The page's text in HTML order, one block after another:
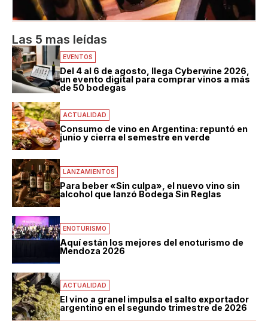
Las 5 mas leídas
EVENTOS
Del 4 al 6 de agosto, llega Cyberwine 2026,
un evento digital para comprar vinos a más
de 50 bodegas
ACTUALIDAD
Consumo de vino en Argentina: repuntó en
junio y cierra el semestre en verde
LANZAMIENTOS
Para beber «Sin culpa», el nuevo vino sin
alcohol que lanzó Bodega Sin Reglas
ENOTURISMO
Aquí están los mejores del enoturismo de
Mendoza 2026
ACTUALIDAD
El vino a granel impulsa el salto exportador
argentino en el segundo trimestre de 2026